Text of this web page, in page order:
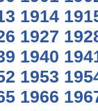
1914
1927
1940
1953
1966